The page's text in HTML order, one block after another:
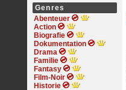
Genres
Abenteuer
Action
Biografie
Dokumentation
Drama
Familie
Fantasy
Film-Noir
Historie